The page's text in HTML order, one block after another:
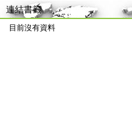
連結書籤
目前沒有資料